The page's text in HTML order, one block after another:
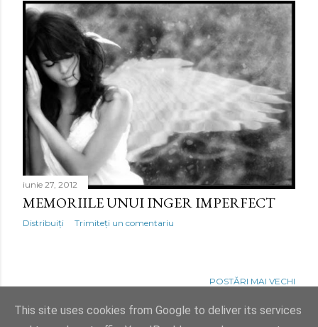
iunie 27, 2012
MEMORIILE UNUI INGER IMPERFECT
Distribuiți Trimiteți un comentariu
POSTĂRI MAI VECHI
This site uses cookies from Google to deliver its services